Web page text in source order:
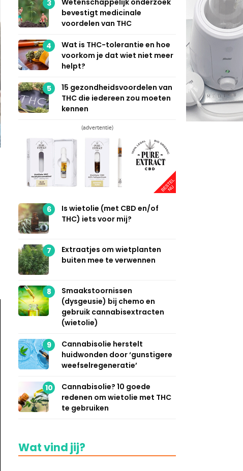
3
bevestigt medicinale
voordelen van THC
4
Wat is THC-tolerantie en hoe
voorkom je dat wiet niet meer
helpt?
5
15 gezondheidsvoordelen van
THC die iedereen zou moeten
kennen
(advertentie)
6
Is wietolie (met CBD en/of
THC) iets voor mij?
7
Extraatjes om wietplanten
buiten mee te verwennen
8
Smaakstoornissen
(dysgeusie) bij chemo en
gebruik cannabisextracten
(wietolie)
9
Cannabisolie herstelt
huidwonden door ‘gunstigere
weefselregeneratie’
10
Cannabisolie? 10 goede
redenen om wietolie met THC
te gebruiken
Wat vind jij?